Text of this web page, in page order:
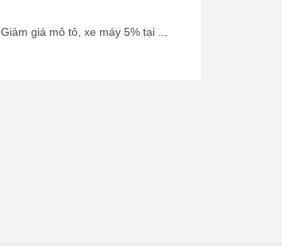
Giảm giá mô tô, xe máy 5% tại ...